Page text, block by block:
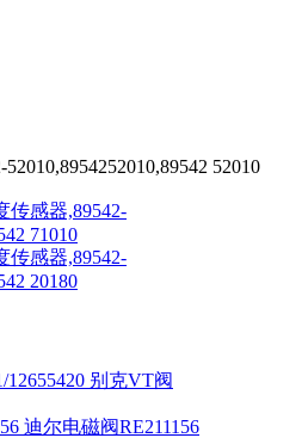
52010
传感器,89542-
71010
传感器,89542-
20180
别克VT阀
迪尔电磁阀RE211156